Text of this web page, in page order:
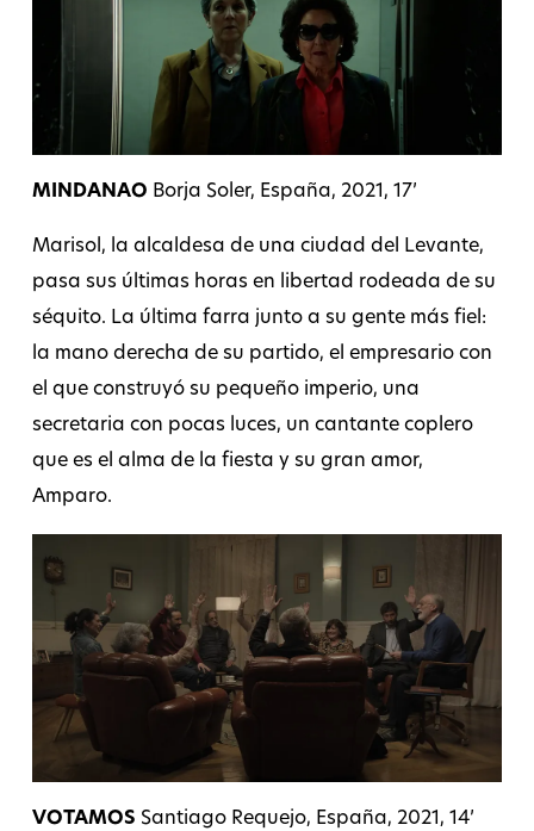
MINDANAO Borja Soler, España, 2021, 17’
Marisol, la alcaldesa de una ciudad del Levante,
pasa sus últimas horas en libertad rodeada de su
séquito. La última farra junto a su gente más fiel:
la mano derecha de su partido, el empresario con
el que construyó su pequeño imperio, una
secretaria con pocas luces, un cantante coplero
que es el alma de la fiesta y su gran amor,
Amparo.
VOTAMOS Santiago Requejo, España, 2021, 14’